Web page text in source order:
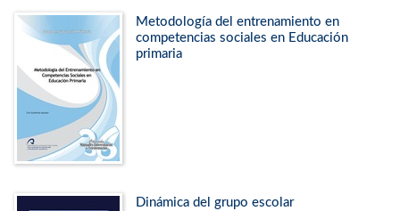
Metodología del entrenamiento en
competencias sociales en Educación
primaria
Dinámica del grupo escolar